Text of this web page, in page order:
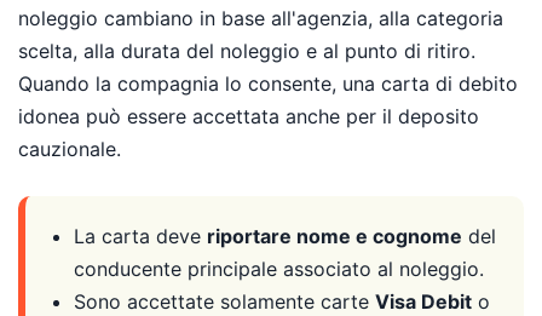
noleggio cambiano in base all'agenzia, alla categoria
scelta, alla durata del noleggio e al punto di ritiro.
Quando la compagnia lo consente, una carta di debito
idonea può essere accettata anche per il deposito
cauzionale.
La carta deve riportare nome e cognome del
conducente principale associato al noleggio.
Sono accettate solamente carte Visa Debit o